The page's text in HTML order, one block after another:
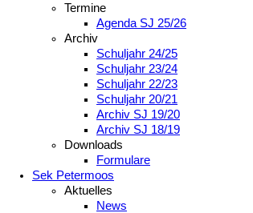
Termine
Agenda SJ 25/26
Archiv
Schuljahr 24/25
Schuljahr 23/24
Schuljahr 22/23
Schuljahr 20/21
Archiv SJ 19/20
Archiv SJ 18/19
Downloads
Formulare
Sek Petermoos
Aktuelles
News